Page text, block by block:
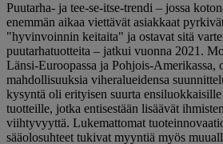
Puutarha- ja tee-se-itse-trendi – jossa
enemmän aikaa viettävät asiakkaat
"hyvinvoinnin keitaita" ja ostavat sitä
puutarhatuotteita – jatkui vuonna 2021.
Länsi-Euroopassa ja Pohjois-Amerikassa,
mahdollisuuksia viheralueidensa
kysyntä oli erityisen suurta
tuotteille, jotka entisestään lisäävät
viihtyvyyttä. Lukemattomat
sääolosuhteet tukivat myyntiä myös